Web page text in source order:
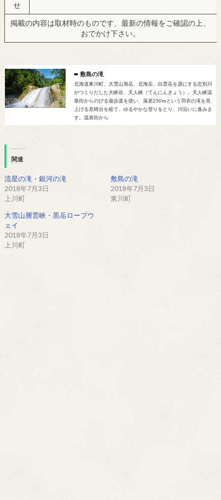
せ
掲載の内容は取材時のものです、最新の情報をご確認の上、
おでかけ下さい。
敷島の滝
北海道東川町、大雪山旭岳、北海岳、白雲岳を源にする忠別川
がつくりだした大峡谷、天人峡（てんにんきょう）。天人峡温
泉街からのびる遊歩道を使い、落差250mという羽衣の滝を見
上げる見晴台を経て、ゆるやかな登りをとり、川沿いに進みま
す。温泉街から
関連
流星の滝・銀河の滝
2018年7月3日
上川町
敷島の滝
2018年7月3日
東川町
大雪山層雲峡・黒岳ロープウ
ェイ
2018年7月3日
上川町